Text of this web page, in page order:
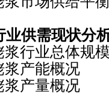
业供需现状分
行业总体规
产能概况
产量概况